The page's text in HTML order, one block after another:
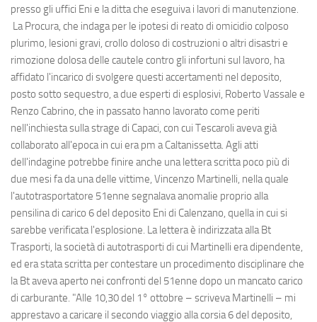
presso gli uffici Eni e la ditta che eseguiva i lavori di manutenzione.
La Procura, che indaga per le ipotesi di reato di omicidio colposo
plurimo, lesioni gravi, crollo doloso di costruzioni o altri disastri e
rimozione dolosa delle cautele contro gli infortuni sul lavoro, ha
affidato l'incarico di svolgere questi accertamenti nel deposito,
posto sotto sequestro, a due esperti di esplosivi, Roberto Vassale e
Renzo Cabrino, che in passato hanno lavorato come periti
nell'inchiesta sulla strage di Capaci, con cui Tescaroli aveva già
collaborato all'epoca in cui era pm a Caltanissetta. Agli atti
dell'indagine potrebbe finire anche una lettera scritta poco più di
due mesi fa da una delle vittime, Vincenzo Martinelli, nella quale
l'autotrasportatore 51enne segnalava anomalie proprio alla
pensilina di carico 6 del deposito Eni di Calenzano, quella in cui si
sarebbe verificata l'esplosione. La lettera è indirizzata alla Bt
Trasporti, la società di autotrasporti di cui Martinelli era dipendente,
ed era stata scritta per contestare un procedimento disciplinare che
la Bt aveva aperto nei confronti del 51enne dopo un mancato carico
di carburante. "Alle 10,30 del 1° ottobre – scriveva Martinelli – mi
apprestavo a caricare il secondo viaggio alla corsia 6 del deposito,